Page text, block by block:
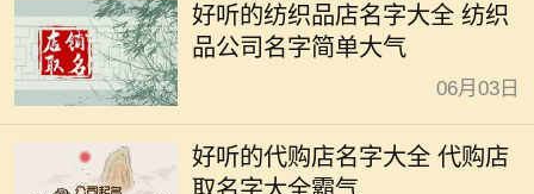
好听的纺织品店名字大全 纺织
品公司名字简单大气
06月03日
好听的代购店名字大全 代购店